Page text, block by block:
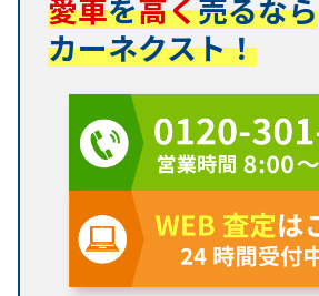
愛車を高く売るなら
カーネクスト！